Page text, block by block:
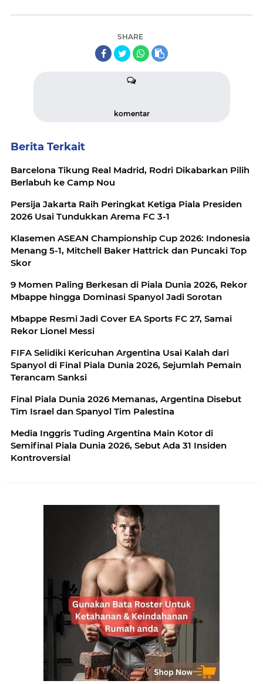
SHARE
komentar
Berita Terkait
Barcelona Tikung Real Madrid, Rodri Dikabarkan Pilih
Berlabuh ke Camp Nou
Persija Jakarta Raih Peringkat Ketiga Piala Presiden
2026 Usai Tundukkan Arema FC 3-1
Klasemen ASEAN Championship Cup 2026: Indonesia
Menang 5-1, Mitchell Baker Hattrick dan Puncaki Top
Skor
9 Momen Paling Berkesan di Piala Dunia 2026, Rekor
Mbappe hingga Dominasi Spanyol Jadi Sorotan
Mbappe Resmi Jadi Cover EA Sports FC 27, Samai
Rekor Lionel Messi
FIFA Selidiki Kericuhan Argentina Usai Kalah dari
Spanyol di Final Piala Dunia 2026, Sejumlah Pemain
Terancam Sanksi
Final Piala Dunia 2026 Memanas, Argentina Disebut
Tim Israel dan Spanyol Tim Palestina
Media Inggris Tuding Argentina Main Kotor di
Semifinal Piala Dunia 2026, Sebut Ada 31 Insiden
Kontroversial